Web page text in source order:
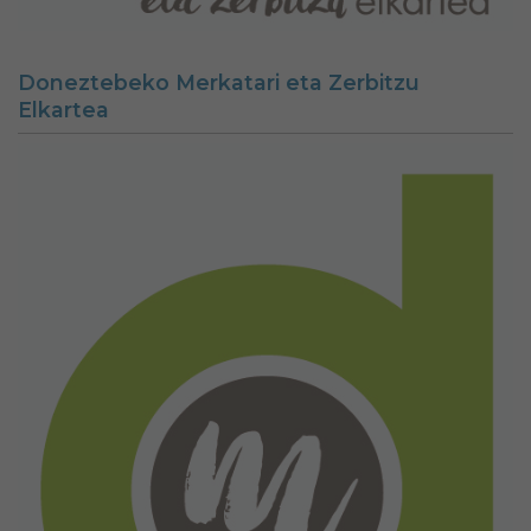
Doneztebeko Merkatari eta Zerbitzu
Elkartea